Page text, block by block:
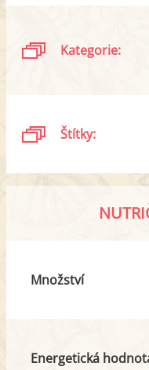
Kategorie:
Štítky:
Množství
Energetická